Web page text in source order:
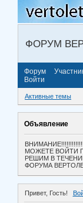
ФОРУМ
Форум
Войти
Активные темы
Объявление
МОЖЕТЕ ВОЙТИ
РЕШИМ В
ФОРУМА
Привет, Гость!